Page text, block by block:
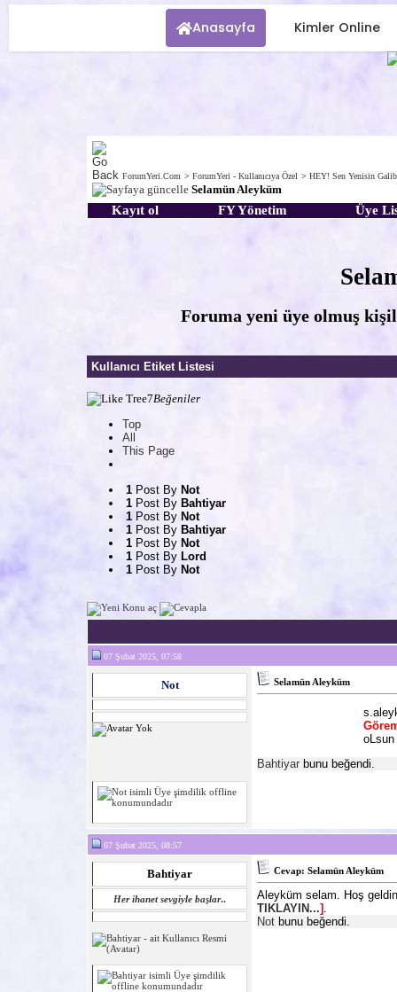
Anasayfa Kimler Online
ForumYeri.Com > ForumYeri - Kullanıcıya Özel > HEY! Sen Yenisin
Selamün Aleyküm
Kayıt ol FY Yönetim Üye
Foruma yeni üye olmuş
Kullanıcı Etiket Listesi
7Beğeniler
Top
All
This Page
1 Post By Not
1 Post By Bahtiyar
1 Post By Not
1 Post By Bahtiyar
1 Post By Not
1 Post By Lord
1 Post By Not
07 Şubat 2025, 07:58
Not Selamün Aleyküm
Bahtiyar bunu beğendi.
07 Şubat 2025, 08:57
Bahtiyar
Her ihanet sevgiyle başlar..
Cevap: Selamün Aleyküm
Aleyküm selam. Hoş
TIKLAYIN...] .
Not bunu beğendi.